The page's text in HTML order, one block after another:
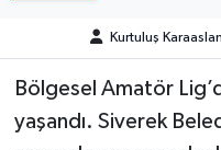
Kurtuluş Karaaslan
Bölgesel Amatör
yaşandı. Siverek
TEKNOLOJİ
YAŞAM